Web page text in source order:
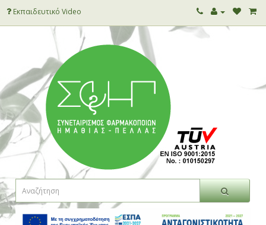
Εκπαιδευτικό Video